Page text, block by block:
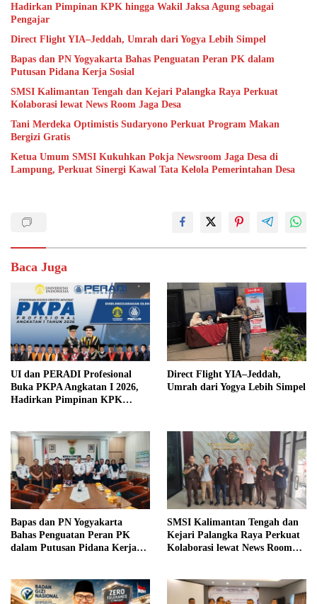
Hadirkan Pimpinan KPK hingga Wakil Jaksa Agung sebagai
Pengajar
Direct Flight YIA–Jeddah, Umrah dari Yogya Lebih Simpel
Bapas dan PN Yogyakarta Bahas Penguatan Peran PK dalam
Putusan Pidana Kerja Sosial
SMSI Kalimantan Tengah dan Kejari Palangka Raya Perkuat
Kolaborasi lewat News Room Jaga Desa
Tani Merdeka Optimistis Sudaryono Perkuat Program Makan
Bergizi Gratis
Ketua Umum SMSI Kukuhkan Pokja Newsroom Jaga Desa di
Lampung, Perkuat Sinergi Kawal Tata Kelola Pemerintahan Desa
Baca Juga
UI dan PERADI Profesional
Buka PKPA Angkatan I 2026,
Hadirkan Pimpinan KPK
Direct Flight YIA–Jeddah,
Umrah dari Yogya Lebih Simpel
Bapas dan PN Yogyakarta
Bahas Penguatan Peran PK
dalam Putusan Pidana Kerja
SMSI Kalimantan Tengah dan
Kejari Palangka Raya Perkuat
Kolaborasi lewat News Room